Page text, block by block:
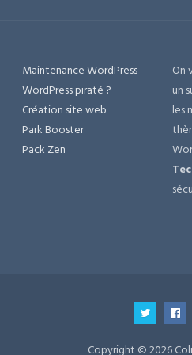
Maintenance WordPress
WordPress piraté ?
Création site web
Park Booster
Pack Zen
On
un
les
Copyright © 2026